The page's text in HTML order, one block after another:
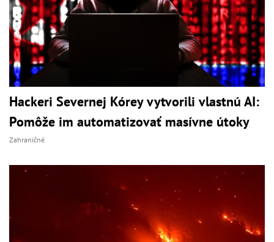
Hackeri Severnej Kórey vytvorili vlastnú AI:
Pomôže im automatizovať masívne útoky
Zahraničné